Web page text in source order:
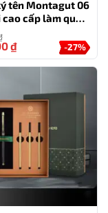
tên Montagut 06
cao cấp làm quà
-27%
₫